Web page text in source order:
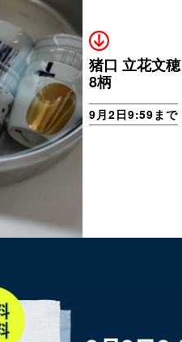
猪口 立花文穂
8柄
9月2日9:59まで